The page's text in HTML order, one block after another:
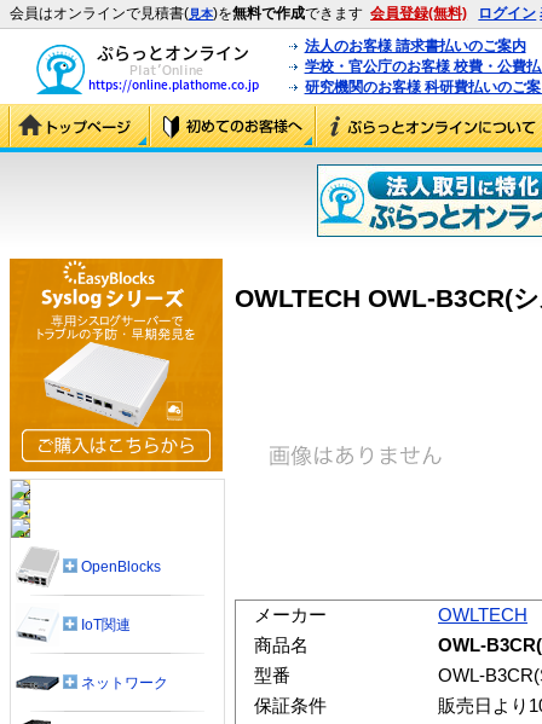
会員はオンラインで見積書(見本)を無料で作成できます 会員登録(無料) ログイン
法人のお客様 請求書払いのご案内
学校・官公庁のお客様 校費・公費
研究機関のお客様 科研費払いのご
OWLTECH OWL-B3CR(
メーカー
OWLTECH
商品名
OWL-
型番
OWL-
保証条件
販売日より
OpenBlocks
IoT関連
ネットワーク